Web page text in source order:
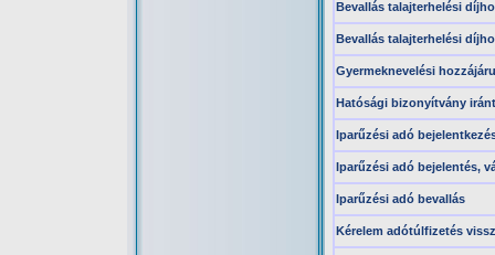
Bevallás talajterhelési
Bevallás talajterhelési
Gyermeknevelési
Hatósági bizonyítvány
Iparűzési adó
Iparűzési adó bejelentés,
Iparűzési adó bevallás
Kérelem adótúlfizetés